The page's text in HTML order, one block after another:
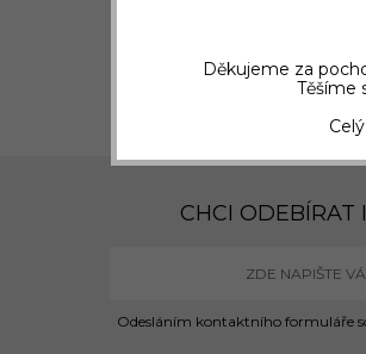
Děkujeme za
Těšíme
CHCI ODEBÍRAT
Odesláním kontaktního formuláře